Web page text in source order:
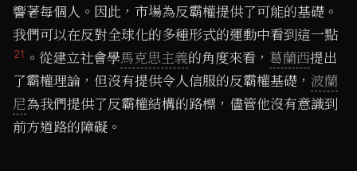
響著每個人。因此，市場為反霸權提供了可能的基礎。
我們可以在反對全球化的多種形式的運動中看到這一點
21 。從建立社會學馬克思主義的角度來看， 葛蘭西提出
了霸權理論，但沒有提供令人信服的反霸權基礎， 波蘭
尼為我們提供了反霸權結構的路標，儘管他沒有意識到
前方道路的障礙。